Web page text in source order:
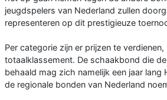
jeugdspelers van Nederland zullen
representeren op dit prestigieuze
Per categorie zijn er prijzen te
totaalklassement. De schaakbond die
behaald mag zich namelijk een jaar lang
de regionale bonden van Nederland